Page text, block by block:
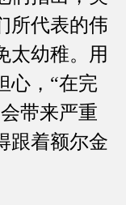
所代表的伟
太幼稚。用
心，“在完
带来严重
跟着额尔金